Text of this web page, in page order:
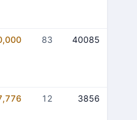
83 40085
12 3856